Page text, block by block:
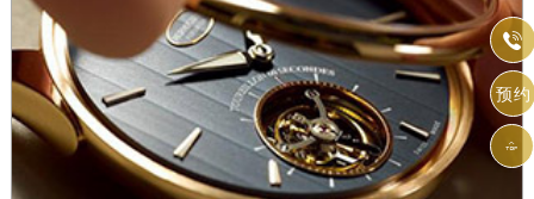

预约
